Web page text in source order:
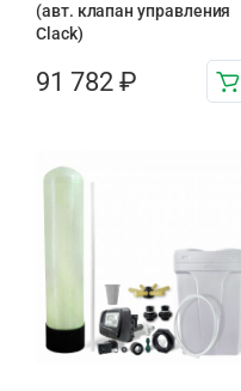
(авт. клапан управления
Clack)
91 782 ₽